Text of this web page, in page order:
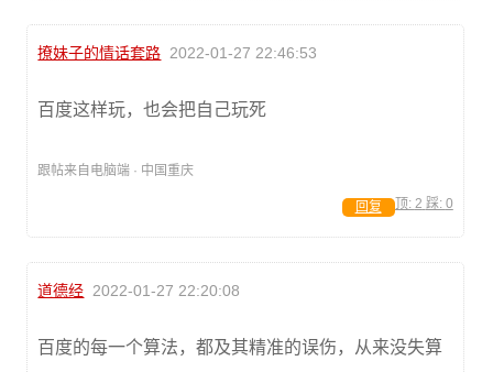
撩妹子的情话套路 2022-01-27 22:46:53
百度这样玩，也会把自己玩死
跟帖来自电脑端 · 中国重庆
顶: 2 踩: 0
回复
道德经 2022-01-27 22:20:08
百度的每一个算法，都及其精准的误伤，从来没失算